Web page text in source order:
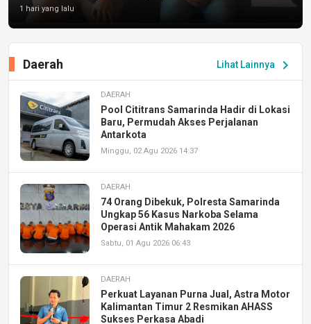
1 hari yang lalu
Lihat Lainnya chevron_right
Daerah
DAERAH
Pool Cititrans Samarinda Hadir di Lokasi
Baru, Permudah Akses Perjalanan
Antarkota
Minggu, 02 Agu 2026 14:37
DAERAH
74 Orang Dibekuk, Polresta Samarinda
Ungkap 56 Kasus Narkoba Selama
Operasi Antik Mahakam 2026
Sabtu, 01 Agu 2026 06:43
DAERAH
Perkuat Layanan Purna Jual, Astra Motor
Kalimantan Timur 2 Resmikan AHASS
Sukses Perkasa Abadi